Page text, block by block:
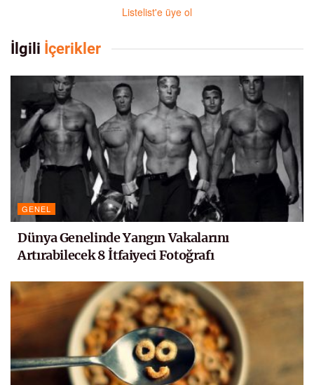
Listelist'e üye ol
İlgili İçerikler
GENEL
Dünya Genelinde Yangın Vakalarını
Artırabilecek 8 İtfaiyeci Fotoğrafı